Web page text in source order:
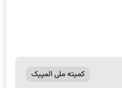
کمیته ملی المپیک